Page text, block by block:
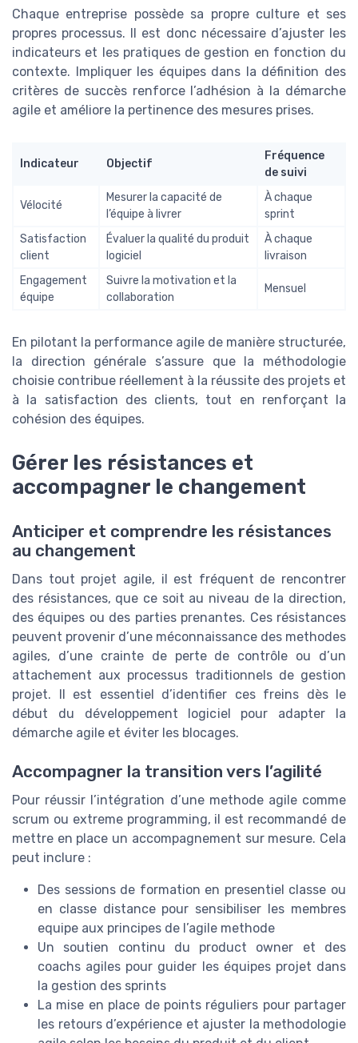
Chaque entreprise possède sa propre culture et ses
propres processus. Il est donc nécessaire d’ajuster les
indicateurs et les pratiques de gestion en fonction du
contexte. Impliquer les équipes dans la définition des
critères de succès renforce l’adhésion à la démarche
agile et améliore la pertinence des mesures prises.
Indicateur Objectif
Fréquence
de suivi
Vélocité
Mesurer la capacité de
l’équipe à livrer
À chaque
sprint
Satisfaction
client
Évaluer la qualité du produit
logiciel
À chaque
livraison
Engagement
équipe
Suivre la motivation et la
collaboration
Mensuel
En pilotant la performance agile de manière structurée,
la direction générale s’assure que la méthodologie
choisie contribue réellement à la réussite des projets et
à la satisfaction des clients, tout en renforçant la
cohésion des équipes.
Gérer les résistances et
accompagner le changement
Anticiper et comprendre les résistances
au changement
Dans tout projet agile, il est fréquent de rencontrer
des résistances, que ce soit au niveau de la direction,
des équipes ou des parties prenantes. Ces résistances
peuvent provenir d’une méconnaissance des methodes
agiles, d’une crainte de perte de contrôle ou d’un
attachement aux processus traditionnels de gestion
projet. Il est essentiel d’identifier ces freins dès le
début du développement logiciel pour adapter la
démarche agile et éviter les blocages.
Accompagner la transition vers l’agilité
Pour réussir l’intégration d’une methode agile comme
scrum ou extreme programming, il est recommandé de
mettre en place un accompagnement sur mesure. Cela
peut inclure :
Des sessions de formation en presentiel classe ou
en classe distance pour sensibiliser les membres
equipe aux principes de l’agile methode
Un soutien continu du product owner et des
coachs agiles pour guider les équipes projet dans
la gestion des sprints
La mise en place de points réguliers pour partager
les retours d’expérience et ajuster la methodologie